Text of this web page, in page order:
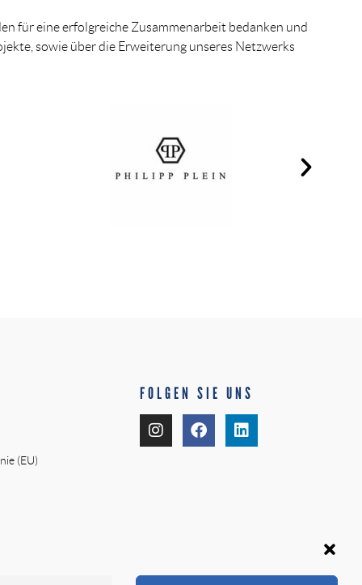
für eine erfolgreiche Zusammenarbeit bedanken und
sowie über die Erweiterung unseres Netzwerks
(EU)
FOLGEN SIE UNS